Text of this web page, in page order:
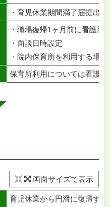
・ 育児休業期間満了届提出
・ 職場復帰1ヶ月前に看護部
・ 面談日時設定
・ 院内保育所を利用する場
保育所利用については看護
画面サイズで表示
育児休業から円滑に復帰す